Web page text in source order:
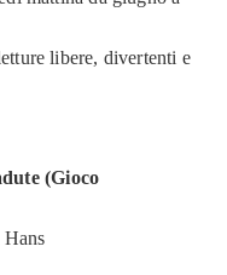
libere, divertenti e
(Gioco